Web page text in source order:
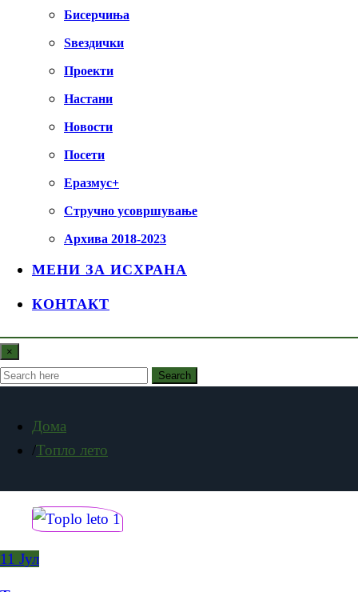
Бисерчиња
Ѕвездички
Проекти
Настани
Новости
Посети
Еразмус+
Стручно усовршување
Архива 2018-2023
МЕНИ ЗА ИСХРАНА
КОНТАКТ
×
Search
Дома
Топло лето
11 Јул